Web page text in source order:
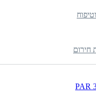
חירום